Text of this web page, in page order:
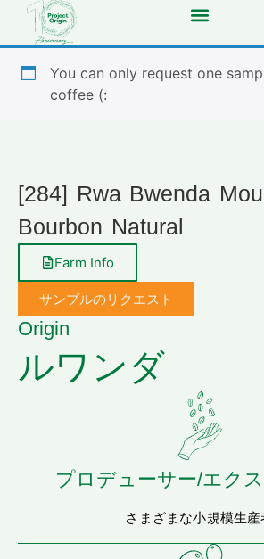
You can only request one
coffee (:
[284] Rwa Bwenda
Bourbon Natural
Farm Info
サンプルのリクエスト
Origin
ルワンダ
プロデューサー/エク
さまざまな小規模生産